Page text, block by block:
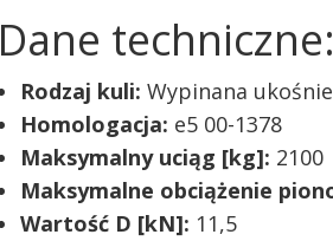
Dane techniczne:
Rodzaj kuli: Wypinana
Homologacja: e5 00-1378
Maksymalny uciąg [kg]: 2100
Maksymalne obciążenie
Wartość D [kN]: 11,5